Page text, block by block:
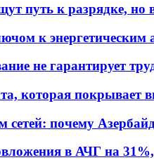
путь к разрядке, но
к
не гарантирует
которая покрывает
почему
в АЧГ на